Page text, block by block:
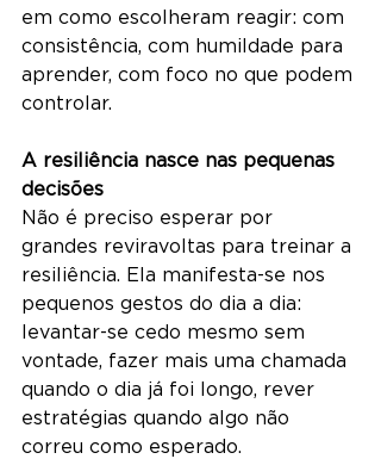
em como escolheram reagir: com
consistência, com humildade para
aprender, com foco no que podem
controlar.
A resiliência nasce nas pequenas
decisões
Não é preciso esperar por
grandes reviravoltas para treinar a
resiliência. Ela manifesta-se nos
pequenos gestos do dia a dia:
levantar-se cedo mesmo sem
vontade, fazer mais uma chamada
quando o dia já foi longo, rever
estratégias quando algo não
correu como esperado.